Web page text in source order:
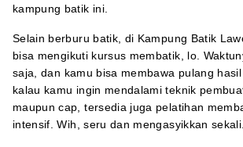
kampung batik ini.
Selain berburu batik, di Kampung Batik
bisa mengikuti kursus membatik, lo.
saja, dan kamu bisa membawa pulang
kalau kamu ingin mendalami teknik
maupun cap, tersedia juga pelatihan
intensif. Wih, seru dan mengasyikkan sekali.